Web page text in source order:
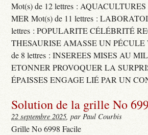
Mot(s) de 12 lettres :
MER Mot(s) de 11 lettres :
lettres : POPULARITE CÉLÉBRITÉ
THESAURISE AMASSE UN
de 8 lettres : INSEREES MISES AU
ETONNER PROVOQUER LA
ÉPAISSES ENGAGE LIÉ PAR UN
Solution de la grille No
22 septembre 2025, par Paul Courbis
Grille No 6998 Facile